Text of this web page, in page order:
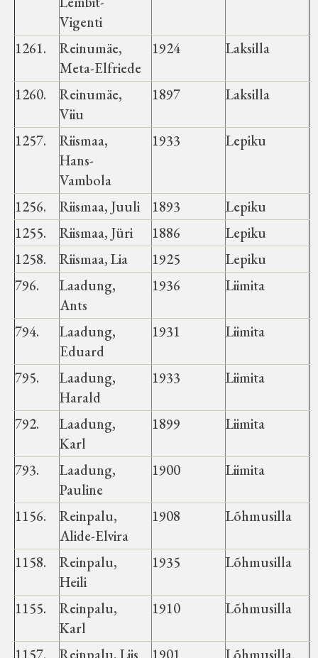
Vigenti
1261.
Reinumäe,
Meta-Elfriede
1924 Laksilla
1260.
Reinumäe,
Viiu
1897 Laksilla
1257.
Riismaa,
Hans-
Vambola
1933 Lepiku
1256. Riismaa, Juuli 1893
Lepiku
1255.
Riismaa, Jüri 1886
Lepiku
1258.
Riismaa, Lia 1925
Lepiku
796.
Laadung,
Ants
1936 Liimita
794.
Laadung,
Eduard
1931 Liimita
795.
Laadung,
Harald
1933 Liimita
792.
Laadung,
Karl
1899 Liimita
793.
Laadung,
Pauline
1900 Liimita
1156.
Reinpalu,
Alide-Elvira
1908 Lõhmusilla
1158.
Reinpalu,
Heili
1935 Lõhmusilla
1155.
Reinpalu,
Karl
1910 Lõhmusilla